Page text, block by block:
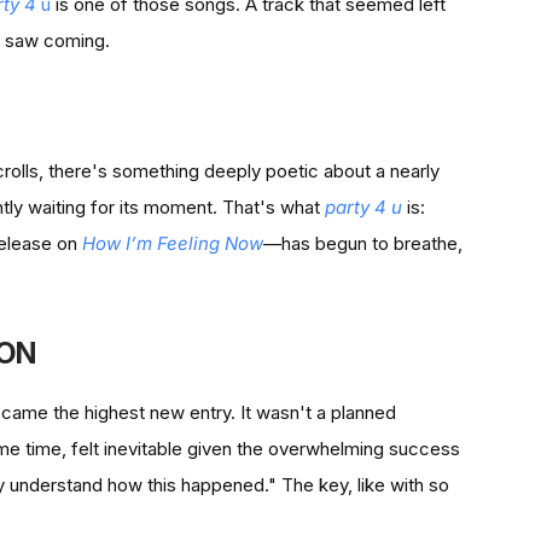
coming.
there's something deeply poetic about a nearly
waiting for its moment. That's what party 4 u is:
on How I’m Feeling Now—has begun to breathe,
the highest new entry. It wasn't a planned
time, felt inevitable given the overwhelming success
how this happened." The key, like with so